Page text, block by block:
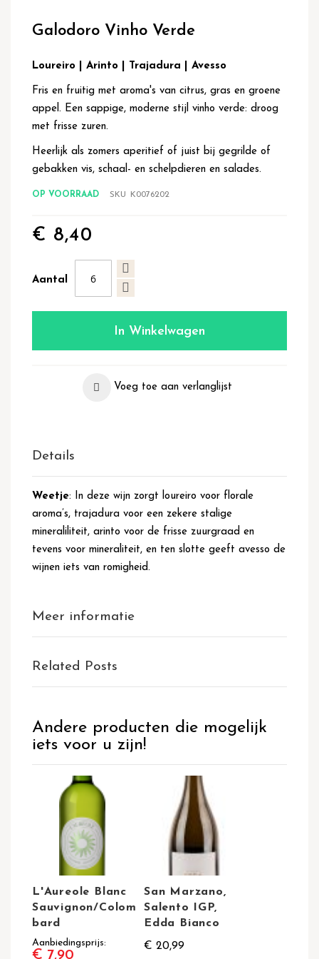
het
van
afbeeldingen-
gallerij
Galodoro Vinho Verde
Loureiro | Arinto | Trajadura | Avesso
Fris en fruitig met aroma's van citrus, gras en groene
appel. Een sappige, moderne stijl vinho verde: droog
met frisse zuren.
Heerlijk als zomers aperitief of juist bij gegrilde of
gebakken vis, schaal- en schelpdieren en salades.
OP VOORRAAD SKU K0076202
€ 8,40
Aantal
In Winkelwagen
Voeg toe aan verlanglijst
Details
Weetje: In deze wijn zorgt loureiro voor florale
aroma’s, trajadura voor een zekere stalige
mineraliliteit, arinto voor de frisse zuurgraad en
tevens voor mineraliteit, en ten slotte geeft avesso de
wijnen iets van romigheid.
Meer informatie
Related Posts
Andere producten die mogelijk
iets voor u zijn!
L'Aureole Blanc
Sauvignon/Colom
bard
Aanbiedingsprijs
€ 7,90
San Marzano,
Salento IGP,
Edda Bianco
€ 20,99